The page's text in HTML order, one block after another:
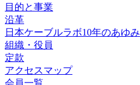
目的と事業
沿革
日本ケーブルラボ10年のあゆみ
組織・役員
定款
アクセスマップ
会員一覧